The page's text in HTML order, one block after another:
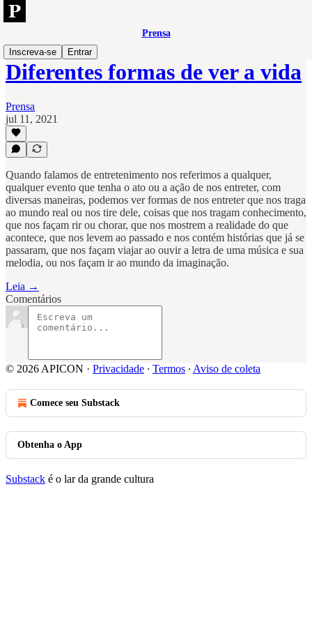
Prensa
Inscreva-se
Entrar
Diferentes formas de ver a vida
Prensa
jul 11, 2021
Quando falamos de entretenimento nos referimos a qualquer,
qualquer evento que tenha o ato ou a ação de nos entreter, com
diversas maneiras, podemos ver formas de nos entreter que nos traga
ao mundo real ou nos tire dele, coisas que nos tragam conhecimento,
que nos façam rir ou chorar, que nos mostrem a realidade do que
acontece, que nos levem ao passado e nos contém histórias que já se
passaram, que nos façam viajar ao ouvir a letra de uma música e sua
melodia, ou nos façam ir ao mundo da imaginação.
Leia →
Comentários
© 2026 APICON · Privacidade ∙ Termos ∙ Aviso de coleta
Comece seu Substack
Obtenha o App
Substack é o lar da grande cultura